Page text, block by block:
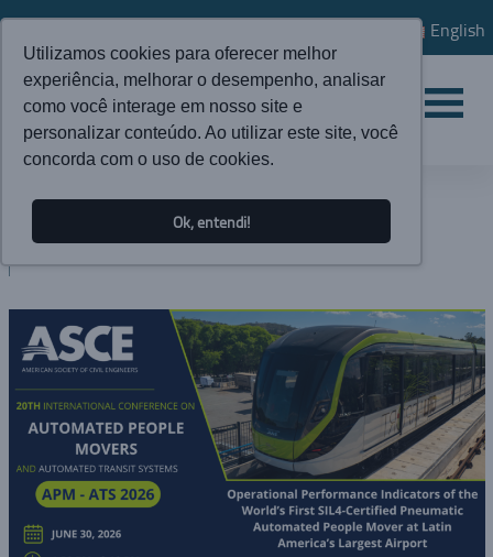
Utilizamos cookies para oferecer melhor
experiência, melhorar o desempenho, analisar
como você interage em nosso site e
personalizar conteúdo. Ao utilizar este site, você
concorda com o uso de cookies.
Ok, entendi!
English
ATUALIDADES
BLOG